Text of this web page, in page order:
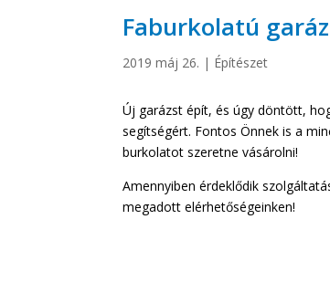
Faburkolatú
2019 máj 26. | Építészet
Új garázst épít, és úgy döntött,
segítségért. Fontos Önnek is a
burkolatot szeretne vásárolni!
Amennyiben érdeklődik
megadott elérhetőségeinken!